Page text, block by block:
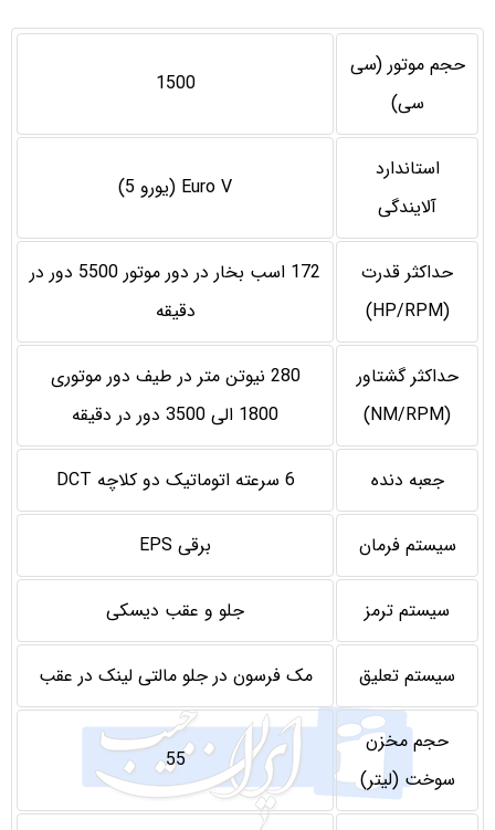
حجم موتور (سی
سی)
1500
استاندارد
آلایندگی
Euro V (یورو 5)
حداکثر قدرت
(HP/RPM)
172 اسب بخار در دور موتور 5500 دور در
دقیقه
حداکثر گشتاور
(NM/RPM)
280 نیوتن متر در طیف دور موتوری
1800 الی 3500 دور در دقیقه
جعبه دنده 6 سرعته اتوماتیک دو کلاچه DCT
سیستم فرمان برقی EPS
سیستم ترمز جلو و عقب دیسکی
سیستم تعلیق مک فرسون در جلو مالتی لینک در عقب
حجم مخزن
سوخت (لیتر)
55